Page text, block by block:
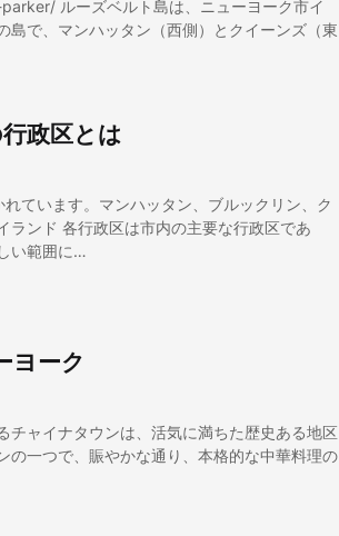
ルーズベルト島は、ニューヨーク市イ
島で、マンハッタン（西側）とクイーンズ（東
政区とは
ています。マンハッタン、ブルックリン、ク
ランド 各行政区は市内の主要な行政区であ
い範囲に…
ヨーク
チャイナタウンは、活気に満ちた歴史ある地区
の一つで、賑やかな通り、本格的な中華料理の